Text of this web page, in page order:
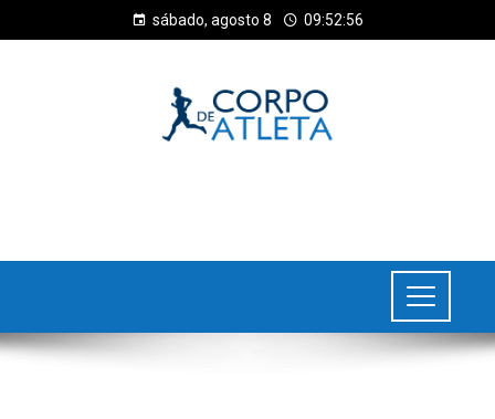
sábado, agosto 8 09:52:57